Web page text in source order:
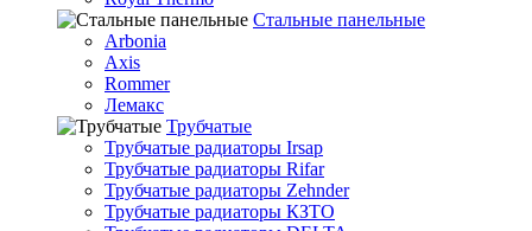
Стальные панельные
Arbonia
Axis
Rommer
Лемакс
Трубчатые
Трубчатые радиаторы Irsap
Трубчатые радиаторы Rifar
Трубчатые радиаторы Zehnder
Трубчатые радиаторы КЗТО